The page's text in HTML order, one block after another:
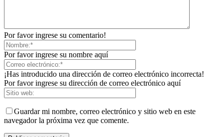
Por favor ingrese su comentario!
Por favor ingrese su nombre aquí
¡Has introducido una dirección de correo electrónico incorrecta!
Por favor ingrese su dirección de correo electrónico aquí
Guardar mi nombre, correo electrónico y sitio web en este
navegador la próxima vez que comente.